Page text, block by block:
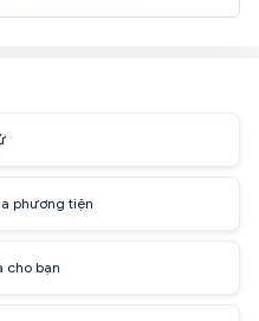
phương tiện
cho bạn